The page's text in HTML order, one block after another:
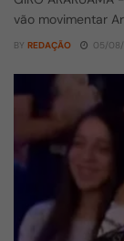
vão movimentar
BY REDAÇÃO 05/